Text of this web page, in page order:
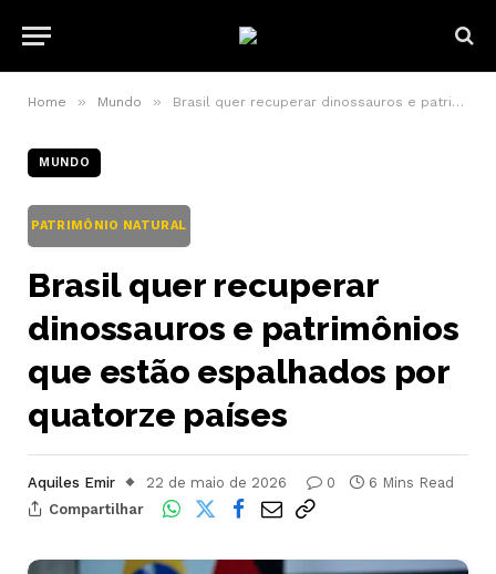
Home » Mundo » Brasil quer recuperar dinossauros e patrimônios que estão espalhados por quatorze países
MUNDO
PATRIMÔNIO NATURAL
Brasil quer recuperar
dinossauros e patrimônios
que estão espalhados por
quatorze países
Aquiles Emir 22 de maio de 2026 0
6 Mins Read
Compartilhar